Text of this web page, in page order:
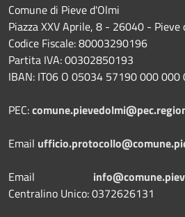
Comune di Pieve d'Olmi
Piazza XXV Aprile, 8 - 26040 - Pieve
Codice Fiscale: 80003290196
Partita IVA: 00302850193
IBAN: IT06 O 05034 57190 000 000
PEC:
Email
Email
Centralino Unico: 0372626131